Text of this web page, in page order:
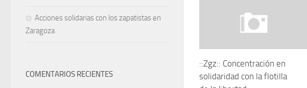
::Zgz:: Concentración en
solidaridad con la flotilla
Acciones solidarias con los zapatistas en
Zaragoza
COMENTARIOS RECIENTES